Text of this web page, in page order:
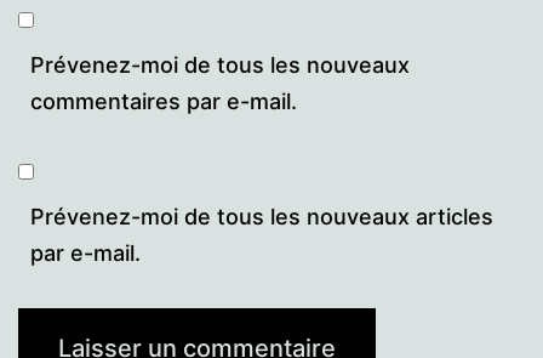
Prévenez-moi de tous les nouveaux
commentaires par e-mail.
Prévenez-moi de tous les nouveaux articles
par e-mail.